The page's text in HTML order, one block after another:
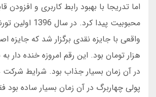
اما تدریجا با بهبود رابط کاربری و
محبوبیت پیدا کرد. در
هزار تومان بود. این رقم امروزه خنده دار
در آن زمان بسیار جذاب بود. شرایط
پولی چهاربرگ در آن زمان بسیار ساده بود